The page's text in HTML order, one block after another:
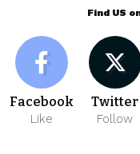
Find US
Facebook
Like
Twitter
Follow